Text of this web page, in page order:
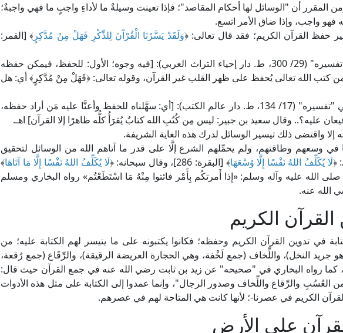
المقرر أن "الوسائل لها أحكام المقاصد"؛ فإذا تعينت وسيلةٌ ما لأداءِ واجبٍ ما فهي واجبةٌ؛
فهو واجب، وإذا ضاق الأمر اتسع.
حفظ القرآن الكريم؛ فقد قال تعالى: ﴿وَلَقَدْ يَسَّرْنَا الْقُرْآَنَ لِلذِّكْرِ فَهَلْ مِنْ مُدَّكِرٍ ﴾ [القمر:
قال الإمام الرازي في "تفسيره" (29/ 300، ط. دار إحياء التراث العربي): [فيه وجوه؛ الأول: للحفظ، فيمكن حفظه
الله تعالى يُحفظ على ظهر القلب غير القرآن، وقوله تعالى: ﴿فَهَلْ مِنْ مُدَّكِرٍ﴾ أي: هل
وقال الإمام القرطبي في "تفسيره" (17/ 134، ط. دار عالم الكتب): [أي: سهَّلناه للحفظ وأعنَّا عليه مَن أراد حفظه،
عليه؟.. وقال سعيد بن جبير: ليس مِن كُتُبِ الله كتابٌ يُقرَأُ كلُّه ظاهرًا إلا القرآن] اهـ.
إلا واقتضى ذلك تيسير الوسائل لدرك هذه الغاية الشريفة.
وسعهم وطاقتهم، ولم يحمِّلهم الشرع إلَّا على قدر ما آتاهم الله من الوسائل لتحقيق
﴿لَا يُكَلِّفُ اللهُ نَفْسًا إِلَّا وُسْعَهَا﴾ [البقرة: 286]، وقال سبحانه: ﴿ لَا يُكَلِّفُ اللهُ نَفْسًا إِلَّا مَا آتَاهَا﴾
النبي صلى الله عليه وآله وسلم: «إِذا أَمرتكُم بِأَمْر فائتوا مِنْهُ مَا اسْتَطَعْتُم» رواه البخاري ومسلم
الله عنه.
الكريم
في تدوين القرآن الكريم وحفظه؛ فكانوا يكتبونه على ما يتيسر لهم الكتابة عليه؛ من
النخل)، واللِّخاف (جمع لَخْفة، وهي الحجارة العريضة الرقيقة)، والرِّقَاع (جمع رُقعة،
كما رواه البخاري في "صحيحه" عن زيد بن ثابت رضي الله عنه في جمع القرآن حيث قال:
العُسُبِ والرِّقاع واللِّخاف وصدور الرجال"، وإنما عمدوا إلى الكتابة على مثل هذه الأدوات
الكريم في عصرنا-؛ لأنها كانت هي المتاحة لهم في عصرهم.
على الأرض